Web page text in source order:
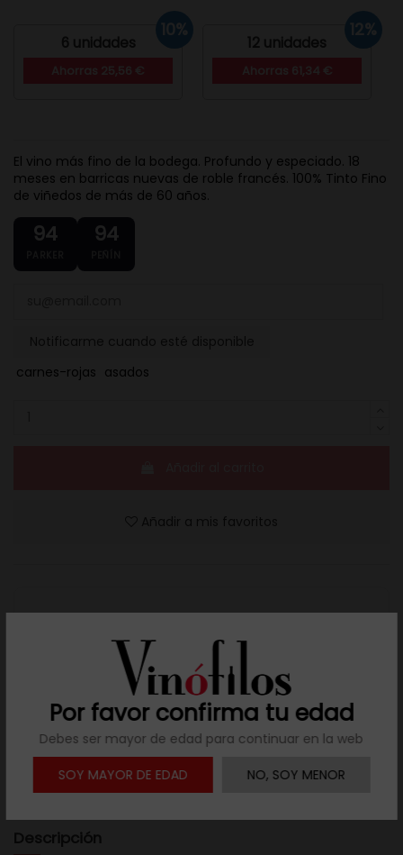
Por favor confirma tu edad
Debes ser mayor de edad para continuar en la web
SOY MAYOR DE EDAD
NO, SOY MENOR
6 unidades
10%
12 unidades
12%
El vino más fino de la bodega. Profundo y especiado. 18
meses en barricas nuevas de roble francés. 100% Tinto Fino
de viñedos de más de 60 años.
94 94
carnes-rojas asados
Resuelve tus dudas
Llámanos al teléfono 691 108 942, de lunes a viernes,
no festivos, de 9h a 17h.

Descripción